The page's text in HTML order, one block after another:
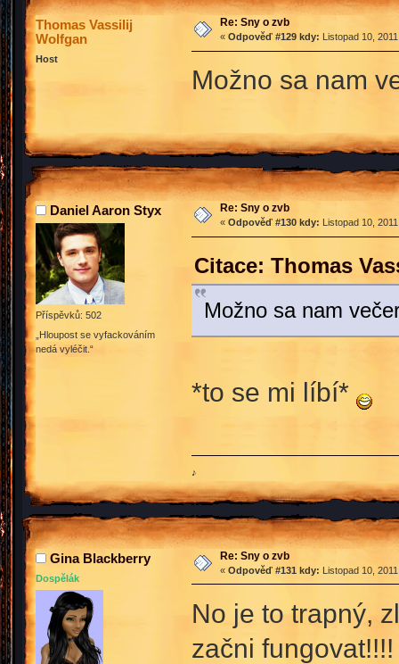
Thomas Vassilij
Wolfgan
Host
Re: Sny o zvb
« Odpověď #129 kdy: Listopad 10,
Možno sa nam
Daniel Aaron Styx
Příspěvků: 502
„Hloupost se vyfackováním
nedá vyléčit.“
Re: Sny o zvb
« Odpověď #130 kdy: Listopad 10,
Citace: Thomas
Možno sa nam
*to se mi líbí*
♪
Gina Blackberry
Dospělák
Re: Sny o zvb
« Odpověď #131 kdy: Listopad 10,
No je to trapný,
začni fungovat!!!!